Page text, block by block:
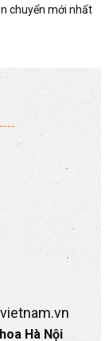
chuyển mới nhất
Hà Nội